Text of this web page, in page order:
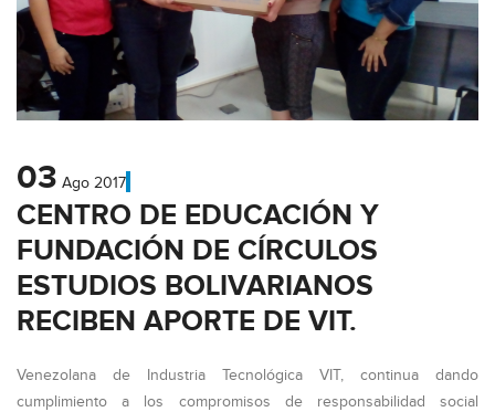
03 Ago 2017
CENTRO DE EDUCACIÓN Y
FUNDACIÓN DE CÍRCULOS
ESTUDIOS BOLIVARIANOS
RECIBEN APORTE DE VIT.
Venezolana de Industria Tecnológica VIT, continua dando
cumplimiento a los compromisos de responsabilidad social